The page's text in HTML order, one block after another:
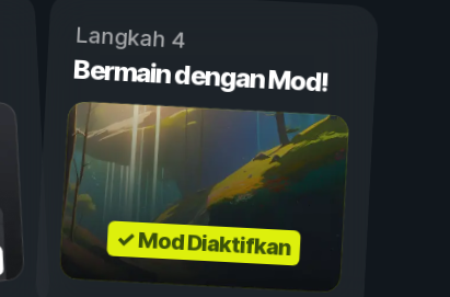
Langkah 4
Bermain dengan Mod!
✓ Mod Diaktifkan